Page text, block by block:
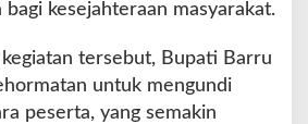
bagi kesejahteraan masyarakat.
kegiatan tersebut, Bupati Barru
untuk mengundi
peserta, yang semakin